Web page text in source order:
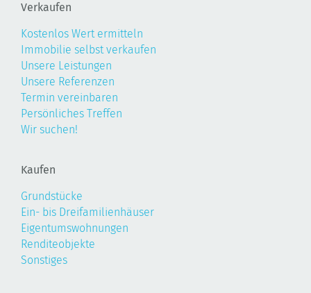
Verkaufen
Kostenlos Wert ermitteln
Immobilie selbst verkaufen
Unsere Leistungen
Unsere Referenzen
Termin vereinbaren
Persönliches Treffen
Wir suchen!
Kaufen
Grundstücke
Ein- bis Dreifamilienhäuser
Eigentumswohnungen
Renditeobjekte
Sonstiges